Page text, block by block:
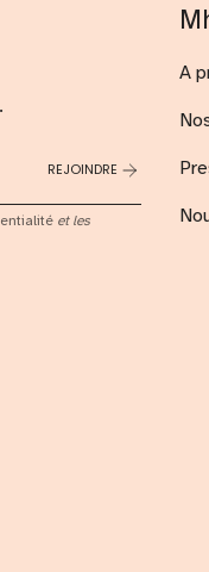
REJOINDRE
et les
A